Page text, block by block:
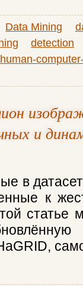
Data Mining
detection
human-
и
в
к
статье